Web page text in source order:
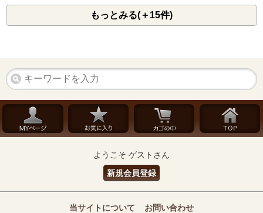
もっとみる(＋15件)
ようこそ ゲストさん
新規会員登録
当サイトについて お問い合わせ